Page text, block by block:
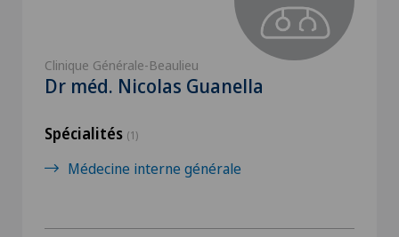
Clinique Générale-Beaulieu
Dr méd. Nicolas Guanella
Spécialités (1)
Médecine interne générale